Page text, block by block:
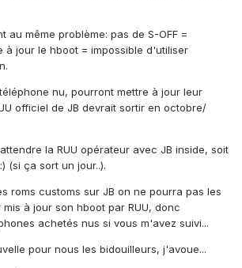
au même problème: pas de S-OFF =
à jour le hboot = impossible d'utiliser
nu, pourront mettre à jour leur
officiel de JB devrait sortir en octobre/
la RUU opérateur avec JB inside, soit
(si ça sort un jour..).
roms customs sur JB on ne pourra pas les
à jour son hboot par RUU, donc
achetés nus si vous m'avez suivi...
pour nous les bidouilleurs, j'avoue...